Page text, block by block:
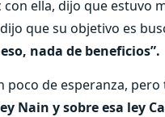
ella, dijo que estuvo
que su objetivo es
nada de beneficios”.
poco de esperanza,
Nain y sobre esa ley